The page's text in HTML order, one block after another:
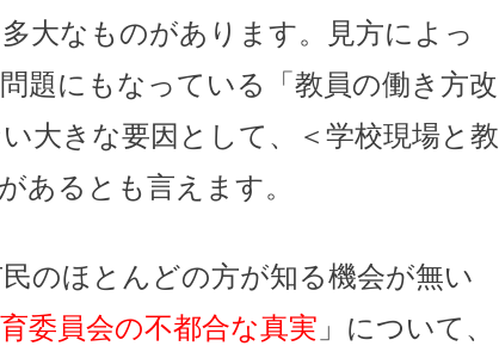
大なものがあります。見方によっ
題にもなっている「教員の働き方改
大きな要因として、＜学校現場と教
あるとも言えます。
のほとんどの方が知る機会が無い
委員会の不都合な真実 」について、